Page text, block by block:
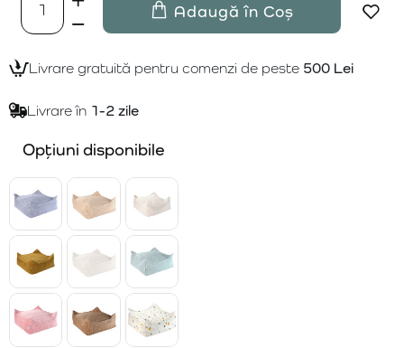
Adaugă în Coș
Livrare gratuită pentru comenzi de peste 500 Lei
Livrare în 1-2 zile
Opțiuni disponibile